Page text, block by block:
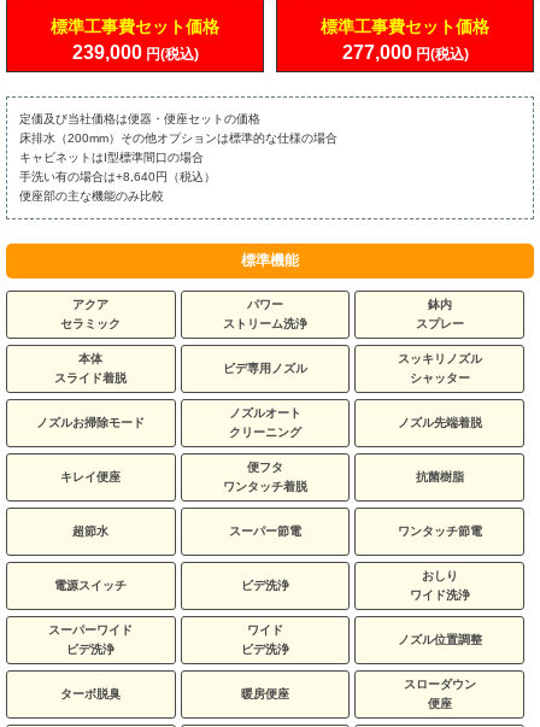
標準工事費セット価格
239,000 円(税込)
標準工事費セット価格
277,000 円(税込)
定価及び当社価格は便器・便座セットの価格
床排水（200mm）その他オプションは標準的な仕様の場合
キャビネットはI型標準間口の場合
手洗い有の場合は+8,640円（税込）
便座部の主な機能のみ比較
標準機能
アクア
セラミック
パワー
ストリーム洗浄
鉢内
スプレー
本体
スライド着脱
ビデ専用ノズル
スッキリノズル
シャッター
ノズルお掃除モード
ノズルオート
クリーニング
ノズル先端着脱
キレイ便座
便フタ
ワンタッチ着脱
抗菌樹脂
超節水 スーパー節電 ワンタッチ節電
電源スイッチ ビデ洗浄
おしり
ワイド洗浄
スーパーワイド
ビデ洗浄
ワイド
ビデ洗浄
ノズル位置調整
ターボ脱臭 暖房便座
スローダウン
便座